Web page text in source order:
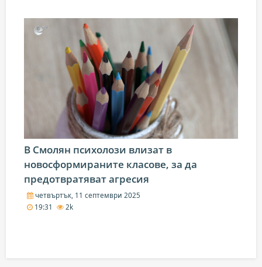
В Смолян психолози влизат в
новосформираните класове, за да
предотвратяват агресия
четвъртък, 11 септември 2025
19:31
2k